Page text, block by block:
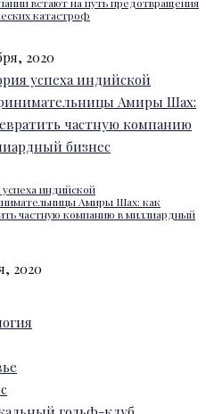
встают на путь предотвращения
катастроф
2020
индийской
Амиры Шах: как
частную компанию в миллиардный
2020